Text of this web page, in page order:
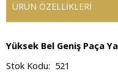
ÜRÜN ÖZELLIKLERI
Yüksek Bel Geniş Paça
Stok Kodu: 521